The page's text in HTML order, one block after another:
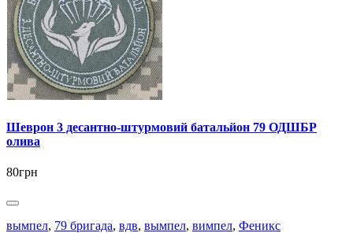
Шеврон 3 десантно-штурмовий батальйон 79 ОДШБР
олива
80грн
вымпел, 79 бригада, вдв, вымпел, вимпел, Феникс